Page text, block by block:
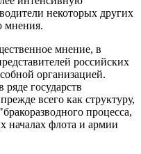
некоторых других
мнения.
мнение, в
российских
организацией.
государств
всего как структуру,
процесса,
началах флота и армии